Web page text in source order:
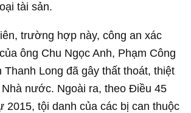
tài sản.
trường hợp này, công an xác
ông Chu Ngọc Anh, Phạm Công
Thanh Long đã gây thất thoát, thiệt
nước. Ngoài ra, theo Điều 45
2015, tội danh của các bị can thuộc